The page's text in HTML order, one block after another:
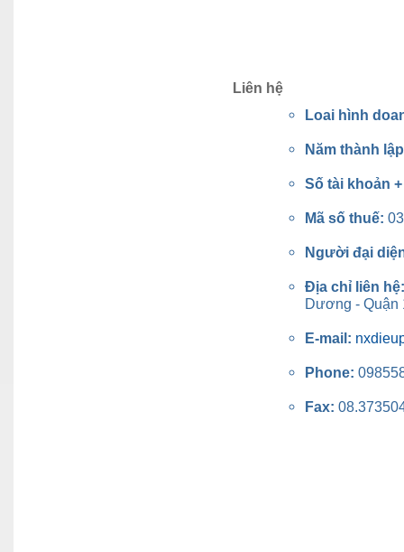
Liên hệ
Loai hình
Năm thành
Số tài khoản
Mã số thuế:
Người đại
Địa chỉ liên
Dương - Quận
E-mail:
Phone:
Fax: